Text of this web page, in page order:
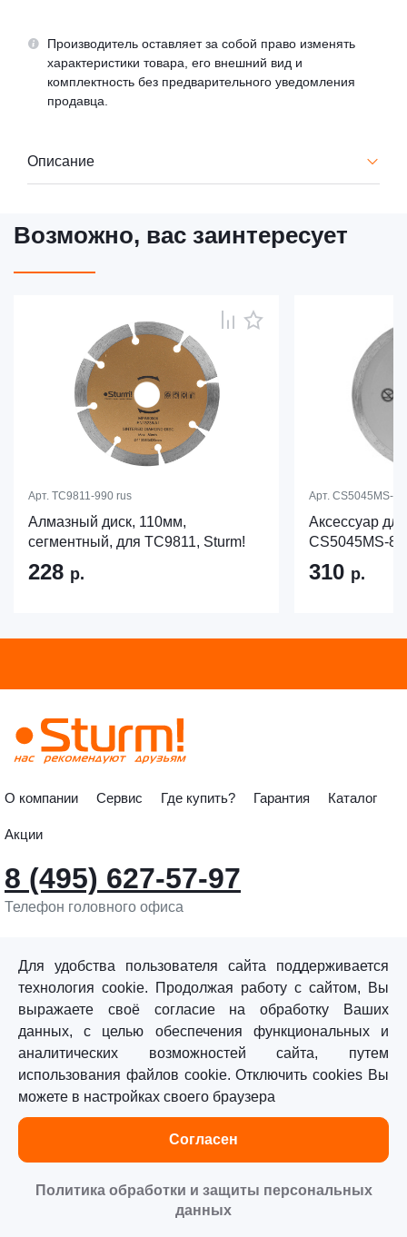
Производитель оставляет за собой право изменять
характеристики товара, его внешний вид и
комплектность без предварительного уведомления
продавца.
Описание
Возможно, вас заинтересует
Арт. TC9811-990 rus
Алмазный диск, 110мм,
сегментный, для TC9811, Sturm!
228 р.
Арт. CS5045MS-
Аксессуар
CS5045MS-
310 р.
О компании Сервис Где купить? Гарантия Каталог
Акции
8 (495) 627-57-97
Телефон головного офиса
©«Sturm!» 2011–2026 ®
Все права защищены.
Политика обработки персональных данных
Для удобства пользователя сайта поддерживается
технология cookie. Продолжая работу с сайтом, Вы
выражаете своё согласие на обработку Ваших
данных, с целью обеспечения функциональных и
аналитических возможностей сайта, путем
использования файлов cookie. Отключить cookies Вы
можете в настройках своего браузера
Согласен
Политика обработки и защиты персональных
данных